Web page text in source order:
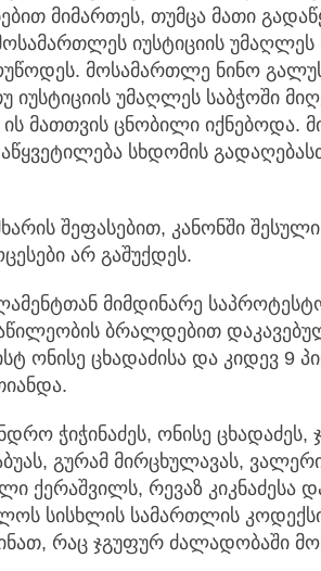
მიმართეს, თუმცა მათი
იუსტიციის უმაღლეს
მოსამართლე ნინო
იუსტიციის უმაღლეს საბჭოში
მათთვის ცნობილი იქნებოდა.
სხდომის
შეფასებით, კანონში
არ გაშუქდეს.
მიმდინარე
ბრალდებით
ონისე ცხადაძისა და კიდევ 9
ჭიჭინაძეს, ონისე ცხადაძეს,
გურამ მირცხულავას,
ქერაშვილს, რევაზ კიკნაძესა
სისხლის სამართლის
რაც ჯგუფურ ძალადობაში